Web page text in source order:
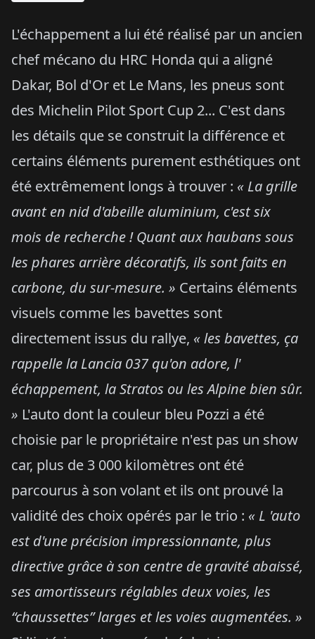
L'échappement a lui été réalisé par un ancien
chef mécano du HRC Honda qui a aligné
Dakar, Bol d'Or et Le Mans, les pneus sont
des Michelin Pilot Sport Cup 2... C'est dans
les détails que se construit la différence et
certains éléments purement esthétiques ont
été extrêmement longs à trouver : « La grille
avant en nid d'abeille aluminium, c'est six
mois de recherche ! Quant aux haubans sous
les phares arrière décoratifs, ils sont faits en
carbone, du sur-mesure. » Certains éléments
visuels comme les bavettes sont
directement issus du rallye, « les bavettes, ça
rappelle la Lancia 037 qu'on adore, l'
échappement, la Stratos ou les Alpine bien sûr.
» L'auto dont la couleur bleu Pozzi a été
choisie par le propriétaire n'est pas un show
car, plus de 3 000 kilomètres ont été
parcourus à son volant et ils ont prouvé la
validité des choix opérés par le trio : « L 'auto
est d'une précision impressionnante, plus
directive grâce à son centre de gravité abaissé,
ses amortisseurs réglables deux voies, les
“chaussettes” larges et les voies augmentées. »